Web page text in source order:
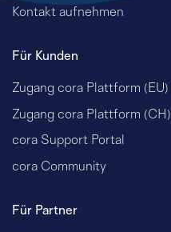
Kontakt aufnehmen
Für Kunden
Zugang cora Plattform (EU)
Zugang cora Plattform (CH)
cora Support Portal
cora Community
Für Partner